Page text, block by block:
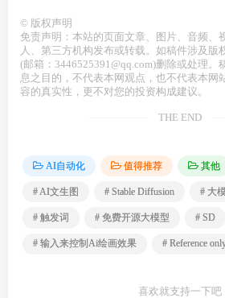
© 版权声明
免责声明：本站的页面文章、图片、音频、
人、第三方机构发布或转载。如稿件涉及版
(邮箱：3446525391@qq.com)删除或处理。
息之目的，不代表本网观点，也不代表本网
容的真实性，更不对您的投资构成建议。
THE END
AI自动化 值得推荐 其他
# AI文生图 # Stable Diffusion # 大
# 触发词 # 免费开源大模型 # SD
# 输入来控制Ai绘画效果 # Reference
喜欢就支持一下吧